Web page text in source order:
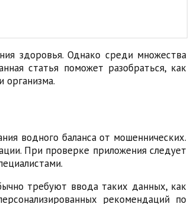
здоровья. Однако среди множества
статья поможет разобраться, как
водного баланса от мошеннических.
При проверке приложения следует
требуют ввода таких данных, как
рекомендаций по